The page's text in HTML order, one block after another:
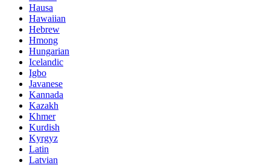
Hausa
Hawaiian
Hebrew
Hmong
Hungarian
Icelandic
Igbo
Javanese
Kannada
Kazakh
Khmer
Kurdish
Kyrgyz
Latin
Latvian